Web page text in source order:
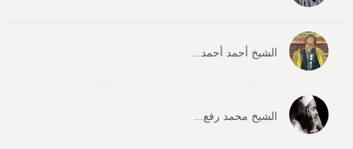
الشیخ أحمد أحمد...
الشیخ محمد رفع...